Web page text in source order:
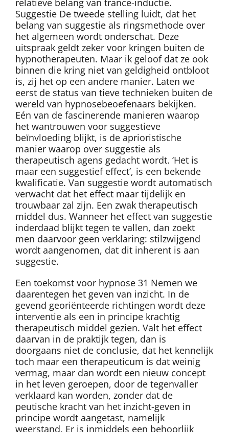
relatieve belang van trance-inductie.
Suggestie De tweede stelling luidt, dat het
belang van suggestie als ringsmethode over
het algemeen wordt onderschat. Deze
uitspraak geldt zeker voor kringen buiten de
hypnotherapeuten. Maar ik geloof dat ze ook
binnen die kring niet van geldigheid ontbloot
is, zij het op een andere manier. Laten we
eerst de status van tieve technieken buiten de
wereld van hypnosebeoefenaars bekijken.
Eén van de fascinerende manieren waarop
het wantrouwen voor suggestieve
beïnvloeding blijkt, is de aprioristische
manier waarop over suggestie als
therapeutisch agens gedacht wordt. ‘Het is
maar een suggestief effect’, is een bekende
kwalificatie. Van suggestie wordt automatisch
verwacht dat het effect maar tijdelijk en
trouwbaar zal zijn. Een zwak therapeutisch
middel dus. Wanneer het effect van suggestie
inderdaad blijkt tegen te vallen, dan zoekt
men daarvoor geen verklaring: stilzwijgend
wordt aangenomen, dat dit inherent is aan
suggestie.
Een toekomst voor hypnose 31 Nemen we
daarentegen het geven van inzicht. In de
gevend georiënteerde richtingen wordt deze
interventie als een in principe krachtig
therapeutisch middel gezien. Valt het effect
daarvan in de praktijk tegen, dan is
doorgaans niet de conclusie, dat het kennelijk
toch maar een therapeuticum is dat weinig
vermag, maar dan wordt een nieuw concept
in het leven geroepen, door de tegenvaller
verklaard kan worden, zonder dat de
peutische kracht van het inzicht-geven in
principe wordt aangetast, namelijk
weerstand. Er is inmiddels een behoorlijk